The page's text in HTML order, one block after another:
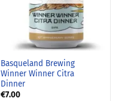
Basqueland Brewing
Winner Winner Citra
Dinner
€7.00